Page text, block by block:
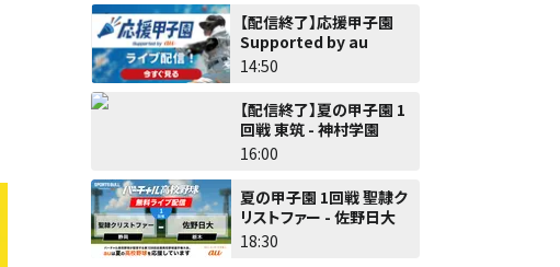
【配信終了】応援甲子園
Supported by au
14:50
【配信終了】夏の甲子園 1
回戦 東筑 - 神村学園
16:00
夏の甲子園 1回戦 聖隷ク
リストファー - 佐野日大
18:30